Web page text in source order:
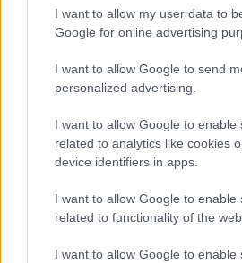
I want to allow my user data to
Google for online advertising
I want to allow Google to send
personalized advertising.
I want to allow Google to enable
related to analytics like cookies
device identifiers in apps.
I want to allow Google to enable
related to functionality of the
I want to allow Google to enable
Família Euro